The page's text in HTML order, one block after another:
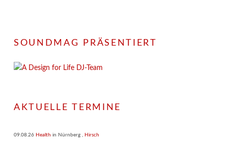
SOUNDMAG PRÄSENTIERT
AKTUELLE TERMINE
09.08.26 Health in Nürnberg , Hirsch